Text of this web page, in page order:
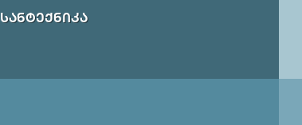
ᲡᲐᲜᲢᲔᲥᲜᲘᲙᲐ